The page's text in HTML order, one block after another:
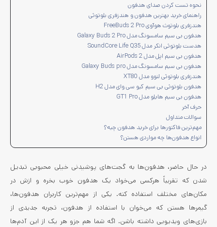
نحوه تست کردن صدای هدفون
راهنمای خرید بهترین هدفون‌ و هندزفری بلوتوثی
هندزفری بلوتوث هوآوی FreeBuds 2 Pro
هدفون بی سیم سامسونگ مدل Galaxy Buds 2 Pro
هدست بلوتوثی انکر مدل SoundCore Life Q35
هدفون بی‌ سیم اپل مدل AirPods 2
هدفون بی سیم سامسونگ مدل Galaxy Buds pro
هندزفری بلوتوثی لنوو مدل XT80
هدفون بلوتوثی بی سیم کیو سی وای مدل H2
هدفون بی‌ سیم هایلو مدل GT1 Pro
حرف آخر
سوالات متداول
مهم‌ترین فاکتورها برای خرید هدفون چیه؟
انواع هدفون‌ها چه مواردی هستن؟
در حال حاضر، هدفون‌ها به گجت‌های پوشیدنی خیلی محبوبی تبدیل
شدن که تقریباً هرکسی می‌خواد یک هدفون خوب بخره و ازش در
مکان‌های مختلف استفاده کنه. یکی از مهم‌ترین کاربران هدفون‌ها،
گیمرها هستن که می‌خوان با استفاده از هدفون، تجربه جدیدی از
بازی‌های ویدیویی داشته باشن. اگه شما هم جزو هر یک از این آدم‌ها